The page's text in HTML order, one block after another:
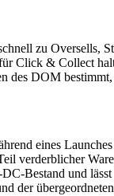
zu Oversells,
Click & Collect
des DOM
eines
verderblicher
Bestand und
der